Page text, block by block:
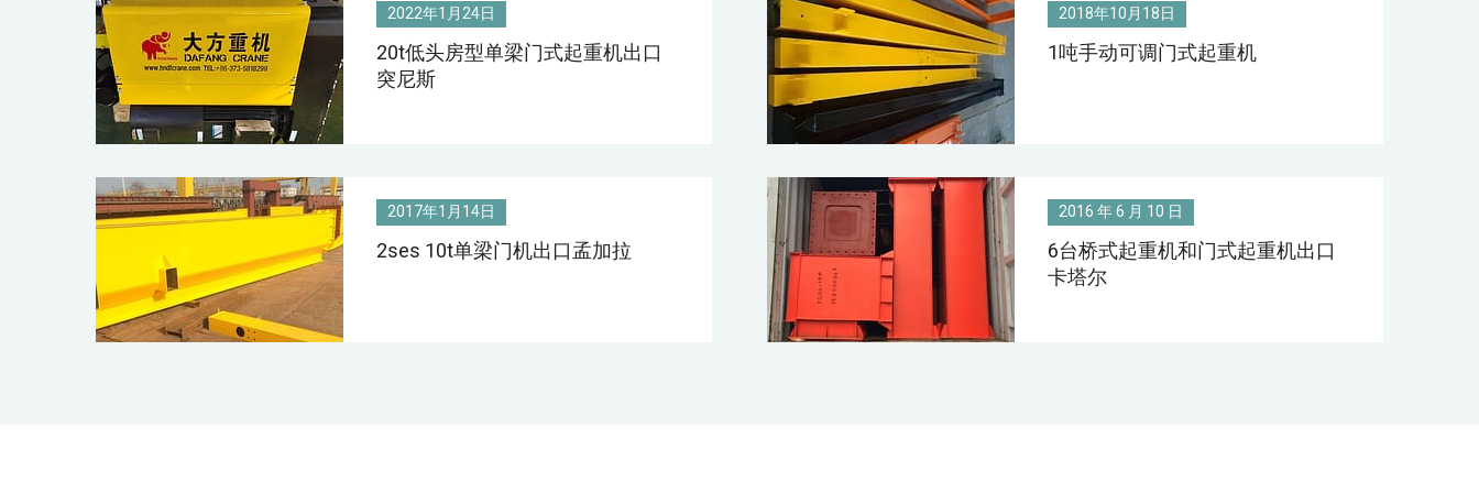
2022年1月24日
20t低头房型单梁门式起重机出口
突尼斯
2018年10月18日
1吨手动可调门式起重机
2017年1月14日
2ses 10t单梁门机出口孟加拉
2016 年 6 月 10 日
6台桥式起重机和门式起重机出口
卡塔尔